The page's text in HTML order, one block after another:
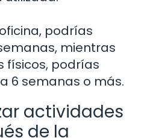
podrías
mientras
físicos, podrías
6 semanas o más.
actividades
de la